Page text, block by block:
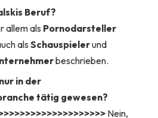
Beruf?
allem als Pornodarsteller
als Schauspielerund
beschrieben.
in der
tätig gewesen?
Nein,